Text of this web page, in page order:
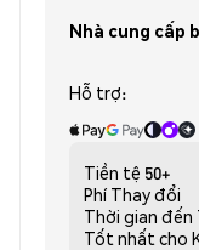
Nhà cung cấp
Hỗ trợ:
Tiền tệ 50+
Phí Thay đổi
Thời gian đến
Tốt nhất cho